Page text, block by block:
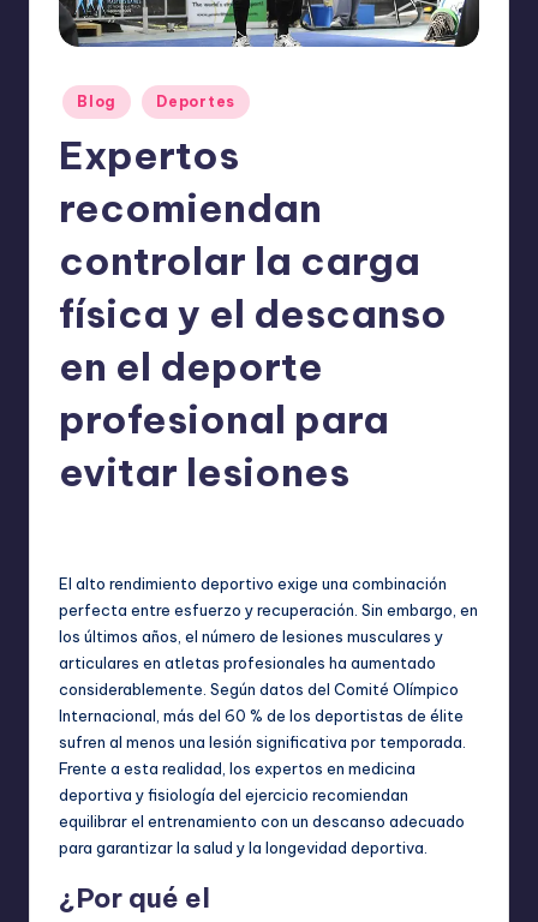
Publicado
en
Blog Deportes
Expertos
recomiendan
controlar la carga
física y el descanso
en el deporte
profesional para
evitar lesiones
El alto rendimiento deportivo exige una combinación
perfecta entre esfuerzo y recuperación. Sin embargo, en
los últimos años, el número de lesiones musculares y
articulares en atletas profesionales ha aumentado
considerablemente. Según datos del Comité Olímpico
Internacional, más del 60 % de los deportistas de élite
sufren al menos una lesión significativa por temporada.
Frente a esta realidad, los expertos en medicina
deportiva y fisiología del ejercicio recomiendan
equilibrar el entrenamiento con un descanso adecuado
para garantizar la salud y la longevidad deportiva.
¿Por qué el